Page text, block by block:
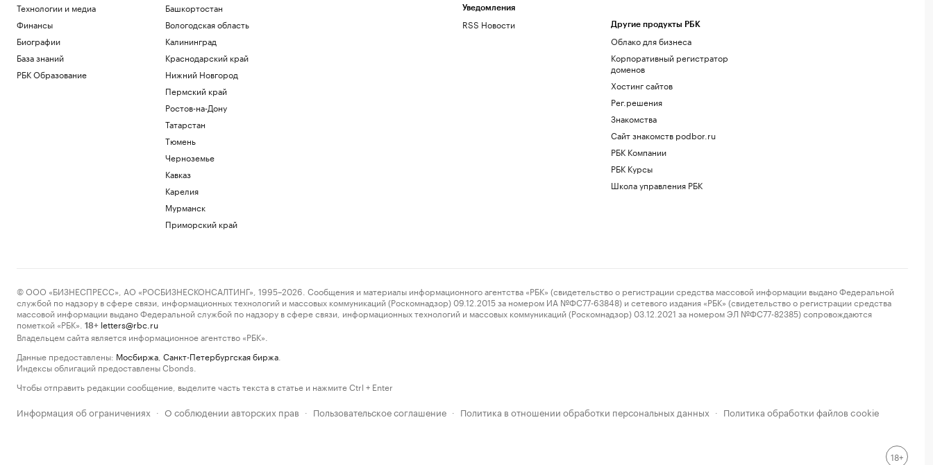
Технологии и медиа
Финансы
Биографии
База знаний
РБК Образование
Башкортостан
Вологодская область
Калининград
Краснодарский край
Нижний Новгород
Пермский край
Ростов-на-Дону
Татарстан
Тюмень
Черноземье
Кавказ
Карелия
Мурманск
Приморский край
Уведомления
RSS Новости Другие продукты РБК
Облако для бизнеса
Корпоративный регистратор
доменов
Хостинг сайтов
Рег.решения
Знакомства
Сайт знакомств podbor.ru
РБК Компании
РБК Курсы
Школа управления РБК
© ООО «БИЗНЕСПРЕСС», АО «РОСБИЗНЕСКОНСАЛТИНГ», 1995–2026. Сообщения и материалы информационного агентства «РБК» (свидетельство о регистрации средства массовой информации выдано Федеральной
службой по надзору в сфере связи, информационных технологий и массовых коммуникаций (Роскомнадзор) 09.12.2015 за номером ИА №ФС77-63848) и сетевого издания «РБК» (свидетельство о регистрации средства
массовой информации выдано Федеральной службой по надзору в сфере связи, информационных технологий и массовых коммуникаций (Роскомнадзор) 03.12.2021 за номером ЭЛ №ФС77-82385) сопровождаются
пометкой «РБК».
18+ letters@rbc.ru
Владельцем сайта является информационное агентство «РБК».
Данные предоставлены: Мосбиржа Санкт-Петербургская биржа
Индексы облигаций предоставлены Cbonds.
Чтобы отправить редакции сообщение, выделите часть текста в статье и нажмите Ctrl + Enter
Информация об ограничениях · О соблюдении авторских прав · Пользовательское соглашение · Политика в отношении обработки персональных данных · Политика обработки файлов cookie
18+